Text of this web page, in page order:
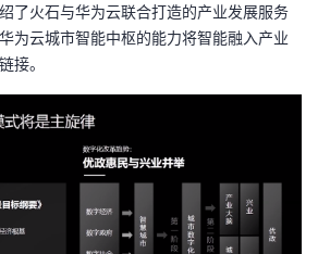
了火石与华为云联合打造的产业发展服务
为云城市智能中枢的能力将智能融入产业
接。